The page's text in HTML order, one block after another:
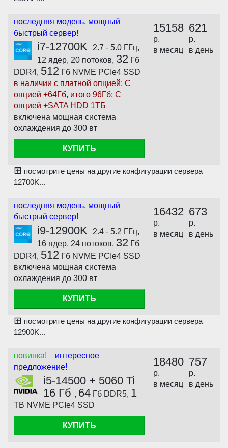
последняя модель, мощный
быстрый сервер!
i7-12700K
2.7 - 5.0 ГГц,
12 ядер, 20 потоков, 32 Гб
DDR4, 512 Гб NVME PCIe4 SSD
в наличии с платной опцией: С
опцией +64Гб, итого 96Гб; С
опцией +SATA HDD 1ТБ
включена мощная система
охлаждения до 300 вт
КУПИТЬ
15158
р.
в месяц
621
р.
в день
⊞ посмотрите цены на другие конфигурации сервера
12700K...
последняя модель, мощный
быстрый сервер!
i9-12900K
2.4 - 5.2 ГГц,
16 ядер, 24 потоков, 32 Гб
DDR4, 512 Гб NVME PCIe4 SSD
включена мощная система
охлаждения до 300 вт
КУПИТЬ
16432
р.
в месяц
673
р.
в день
⊞ посмотрите цены на другие конфигурации сервера
12900K...
новинка! интересное
предложение!
i5-14500 + 5060 Ti
16 Гб , 64 Гб DDR5, 1
TB NVME PCIe4 SSD
КУПИТЬ
18480
р.
в месяц
757
р.
в день